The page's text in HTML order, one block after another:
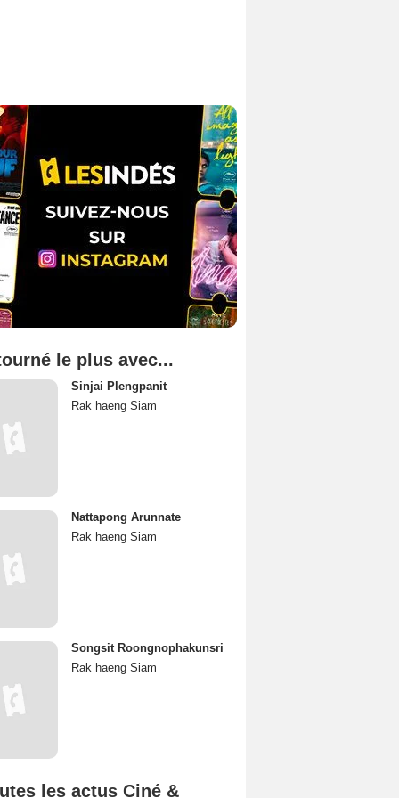
le plus avec...
Sinjai Plengpanit
Rak haeng Siam
Nattapong Arunnate
Rak haeng Siam
Songsit Roongnophakunsri
Rak haeng Siam
les actus Ciné &